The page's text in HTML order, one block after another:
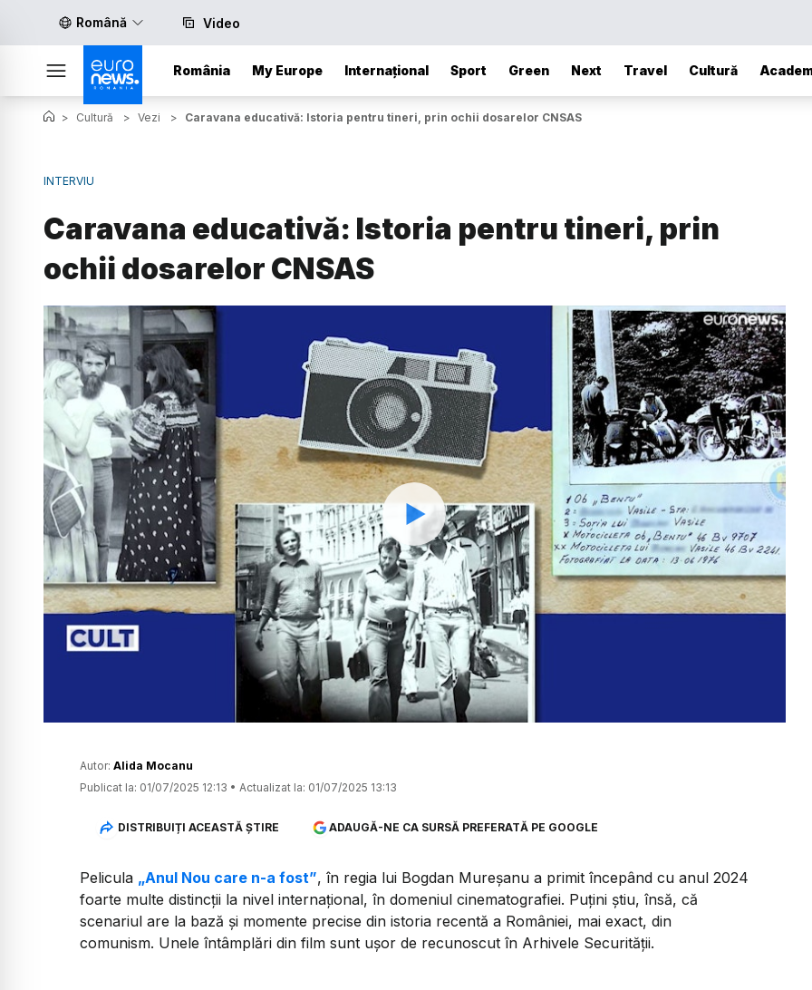
Română Video
România My Europe Internațional Sport Green Next Travel Cultură
> Cultură > Vezi > Caravana educativă: Istoria pentru tineri, prin ochii dosarelor CNSAS
INTERVIU
Caravana educativă: Istoria pentru tineri, prin
ochii dosarelor CNSAS
Watch
Autor: Alida Mocanu
Publicat la: 01/07/2025 12:13 • Actualizat la: 01/07/2025 13:13
DISTRIBUIȚI ACEASTĂ ȘTIRE ADAUGĂ-NE CA SURSĂ PREFERATĂ PE GOOGLE
Pelicula „Anul Nou care n-a fost”, în regia lui Bogdan Mureșanu a primit începând cu anul 2024
foarte multe distincții la nivel internațional, în domeniul cinematografiei. Puțini știu, însă, că
scenariul are la bază și momente precise din istoria recentă a României, mai exact, din
comunism. Unele întâmplări din film sunt ușor de recunoscut în Arhivele Securității.